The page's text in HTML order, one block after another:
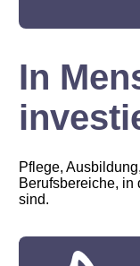
In
Pflege,
Berufsbereiche, in
sind.